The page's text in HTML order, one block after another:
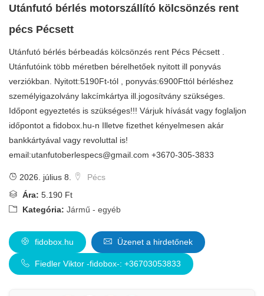
Utánfutó bérlés motorszállító kölcsönzés rent
pécs Pécsett
Utánfutó bérlés bérbeadás kölcsönzés rent Pécs Pécsett .
Utánfutóink több méretben bérelhetőek nyitott ill ponyvás
verziókban. Nyitott:5190Ft-tól , ponyvás:6900Fttól bérléshez
személyigazolvány lakcímkártya ill.jogosítvány szükséges.
Időpont egyeztetés is szükséges!!! Várjuk hívását vagy foglaljon
időpontot a fidobox.hu-n Illetve fizethet kényelmesen akár
bankkártyával vagy revoluttal is!
email:utanfutoberlespecs@gmail.com +3670-305-3833
2026. július 8.
Pécs
Ára: 5.190 Ft
Kategória: Jármű - egyéb
fidobox.hu Üzenet a hirdetőnek
Fiedler Viktor -fidobox-: +36703053833